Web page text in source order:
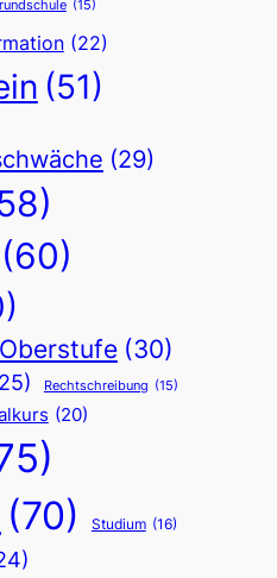
(15)
(22)
(51)
(29)
(60)
Oberstufe (30)
Rechtschreibung (15)
(20)
(70) Studium (16)